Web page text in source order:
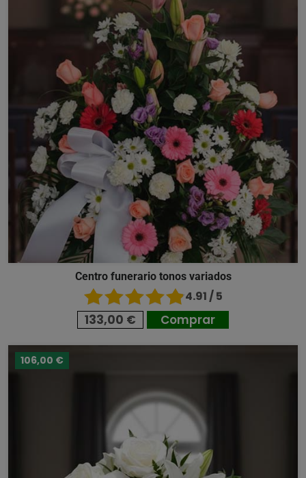
Centro funerario tonos variados
4.91 / 5
133,00 € Comprar
106,00 €